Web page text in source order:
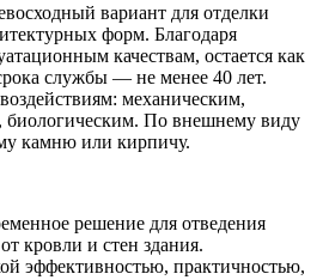
вариант для отделки
форм. Благодаря
качествам, остается как
службы — не менее 40 лет.
механическим,
По внешнему виду
камню или кирпичу.
решение для отведения
кровли и стен здания.
эффективностью, практичностью,